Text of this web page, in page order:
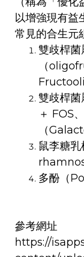
以增強現有益
常見的合生元
雙歧桿
（
雙歧桿
＋ FOS
（
鼠李糖
多酚（
參考網址
https://